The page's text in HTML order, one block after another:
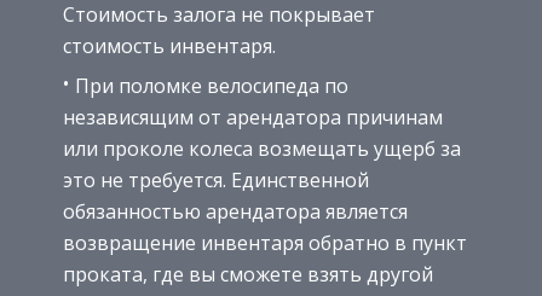
Стоимость залога не покрывает
стоимость инвентаря.
При поломке велосипеда по
независящим от арендатора причинам
или проколе колеса возмещать ущерб за
это не требуется. Единственной
обязанностью арендатора является
возвращение инвентаря обратно в пункт
проката, где вы сможете взять другой